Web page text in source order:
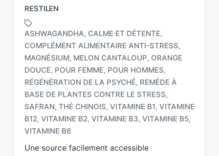
RESTILEN
T
a
g
e
d
w
ASHWAGANDHA, CALME ET DÉTENTE,
COMPLÉMENT ALIMENTAIRE ANTI-STRESS,
MAGNÉSIUM, MELON CANTALOUP, ORANGE
DOUCE, POUR FEMME, POUR HOMMES,
RÉGÉNÉRATION DE LA PSYCHÉ, REMÈDE À
BASE DE PLANTES CONTRE LE STRESS,
SAFRAN, THÉ CHINOIS, VITAMINE B1, VITAMINE
B12, VITAMINE B2, VITAMINE B3, VITAMINE B5,
VITAMINE B6
Une source facilement accessible